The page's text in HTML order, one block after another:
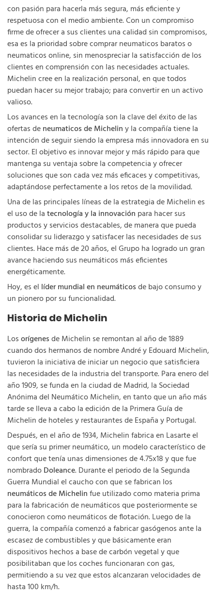
con pasión para hacerla más segura, más eficiente y
respetuosa con el medio ambiente. Con un compromiso
firme de ofrecer a sus clientes una calidad sin compromisos,
esa es la prioridad sobre comprar neumaticos baratos o
neumaticos online, sin menospreciar la satisfacción de los
clientes en comprensión con las necesidades actuales.
Michelin cree en la realización personal, en que todos
puedan hacer su mejor trabajo; para convertir en un activo
valioso.
Los avances en la tecnología son la clave del éxito de las
ofertas deneumaticos de Micheliny la compañía tiene la
intención de seguir siendo la empresa más innovadora en su
sector. El objetivo es innovar mejor y más rápido para que
mantenga su ventaja sobre la competencia y ofrecer
soluciones que son cada vez más eficaces y competitivas,
adaptándose perfectamente a los retos de la movilidad.
Una de las principales líneas de la estrategia de Michelin es
el uso de latecnología y la innovación para hacer sus
productos y servicios destacables, de manera que pueda
consolidar su liderazgo y satisfacer las necesidades de sus
clientes. Hace más de 20 años, el Grupo ha logrado un gran
avance haciendo sus neumáticos más eficientes
energéticamente.
Hoy, es el líder mundial en neumáticosde bajo consumo y
un pionero por su funcionalidad.
Historia de Michelin
Losorígenesde Michelin se remontan al año de 1889
cuando dos hermanos de nombre André y Edouard Michelin,
tuvieron la iniciativa de iniciar un negocio que satisficiera
las necesidades de la industria del transporte. Para enero del
año 1909, se funda en la ciudad de Madrid, la Sociedad
Anónima del Neumático Michelin, en tanto que un año más
tarde se lleva a cabo la edición de la Primera Guía de
Michelin de hoteles y restaurantes de España y Portugal.
Después, en el año de 1934, Michelin fabrica en Lasarte el
que sería su primer neumático, un modelo característico de
confort que tenía unas dimensiones de 4.75x18 y que fue
nombradoDoleance. Durante el periodo de la Segunda
Guerra Mundial el caucho con que se fabrican los
neumáticos de Michelinfue utilizado como materia prima
para la fabricación de neumáticos que posteriormente se
conocieron como neumáticos de flotación. Luego de la
guerra, la compañía comenzó a fabricar gasógenos ante la
escasez de combustibles y que básicamente eran
dispositivos hechos a base de carbón vegetal y que
posibilitaban que los coches funcionaran con gas,
permitiendo a su vez que estos alcanzaran velocidades de
hasta 100 km/h.